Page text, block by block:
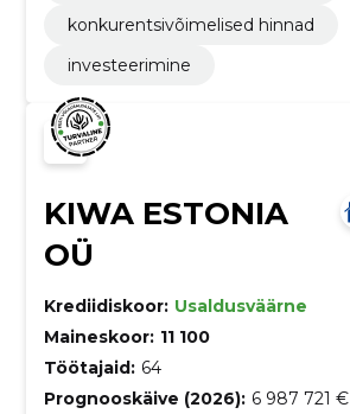
konkurentsivõimelised hinnad
investeerimine
KIWA ESTONIA
OÜ
Krediidiskoor: Usaldusväärne
Maineskoor: 11 100
Töötajaid: 64
Prognooskäive (2026): 6 987 721 €